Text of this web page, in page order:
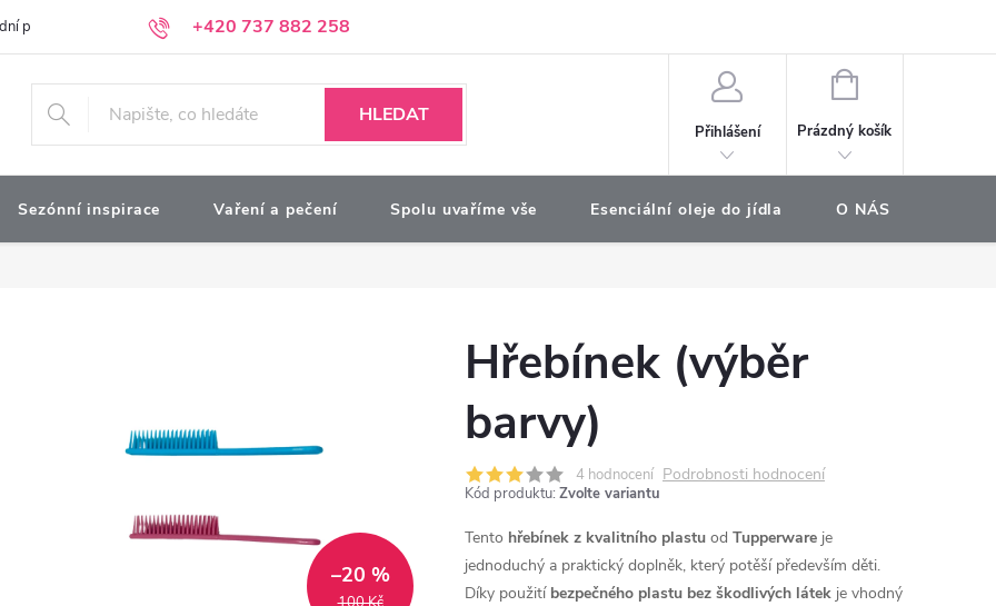
+420 737 882 258
podmínky Podmínky ochrany osobních údajů
HLEDAT
Přihlášení
NÁKUPNÍ
Prázdný košík
Sezónní inspirace Vaření a pečení Spolu uvaříme vše Esenciální oleje do jídla O NÁS
–20 %
Hřebínek (výběr
barvy)
4 hodnocení Podrobnosti hodnocení
Kód produktu: Zvolte variantu
Tento hřebínek z kvalitního plastu od Tupperware je
jednoduchý a praktický doplněk, který potěší především děti.
Díky použití bezpečného plastu bez škodlivých látek je vhodný